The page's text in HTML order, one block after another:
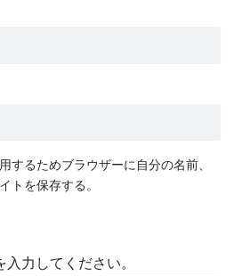
するためブラウザーに自分の名前、
トを保存する。
入力してください。